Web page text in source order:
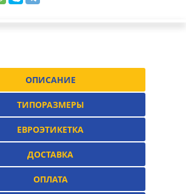
ОПИСАНИЕ
ТИПОРАЗМЕРЫ
ЕВРОЭТИКЕТКА
ДОСТАВКА
ОПЛАТА